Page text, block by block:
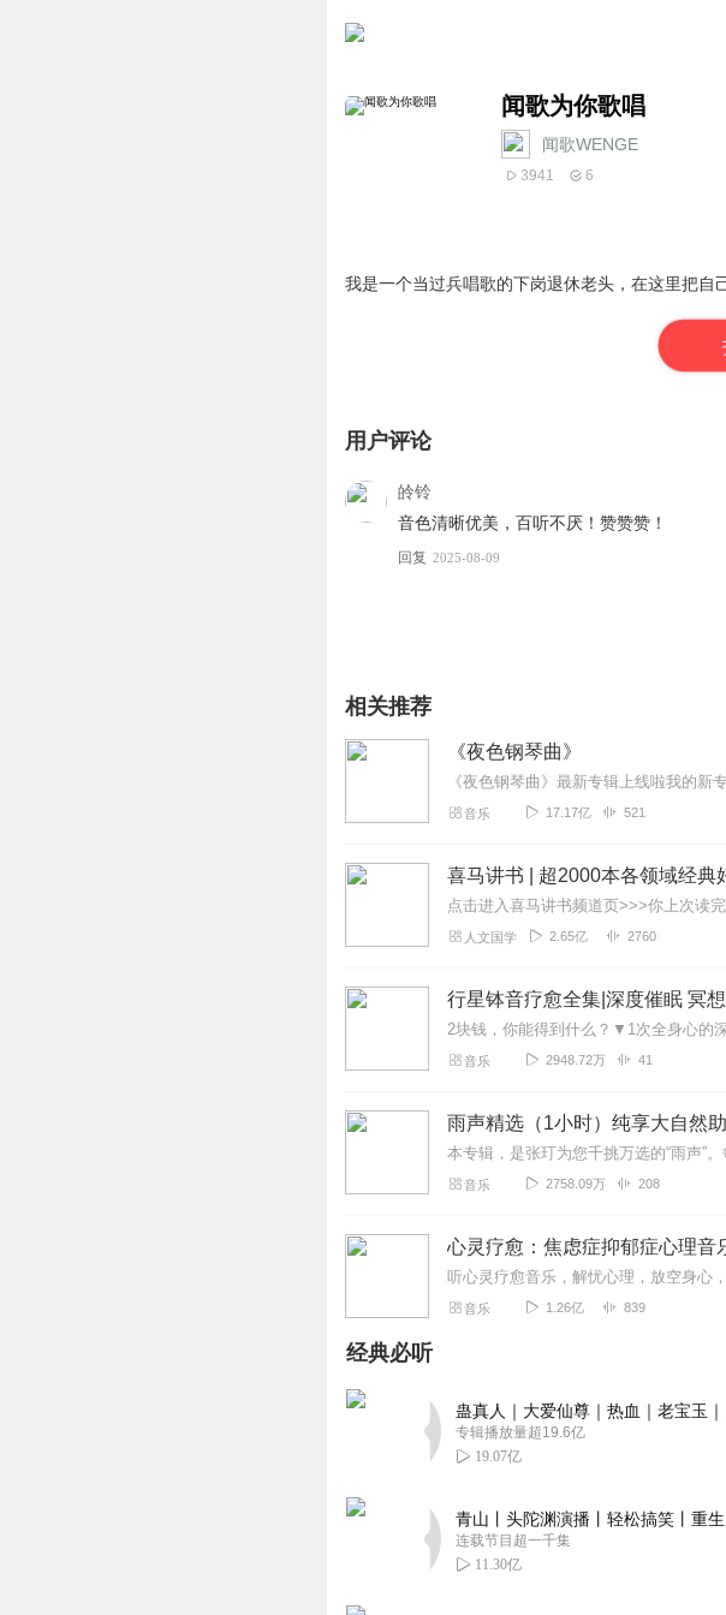
闻歌为你歌唱
闻歌WENGE
3941 6
我是一个当过兵唱歌的下岗退休老头，在这里把自
用户评论
皊铃
音色清晰优美，百听不厌！赞赞赞！
回复 2025-08-09
相关推荐
《夜色钢琴曲》
音乐 17.17亿 521
喜马讲书 | 超2000本各领域经典
人文国学 2.65亿 2760
行星钵音疗愈全集|深度催眠 冥
音乐 2948.72万 41
雨声精选（1小时）纯享大自然
音乐 2758.09万 208
心灵疗愈：焦虑症抑郁症心理音
音乐 1.26亿 839
经典必听
蛊真人｜大爱仙尊｜热血｜老宝玉
专辑播放量超19.6亿
19.07亿
青山丨头陀渊演播丨轻松搞笑丨重
连载节目超一千集
11.30亿